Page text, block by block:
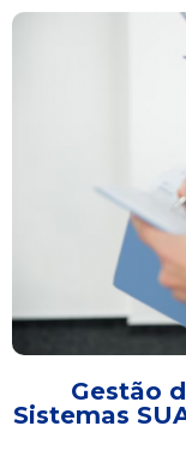
Gestão
Sistemas